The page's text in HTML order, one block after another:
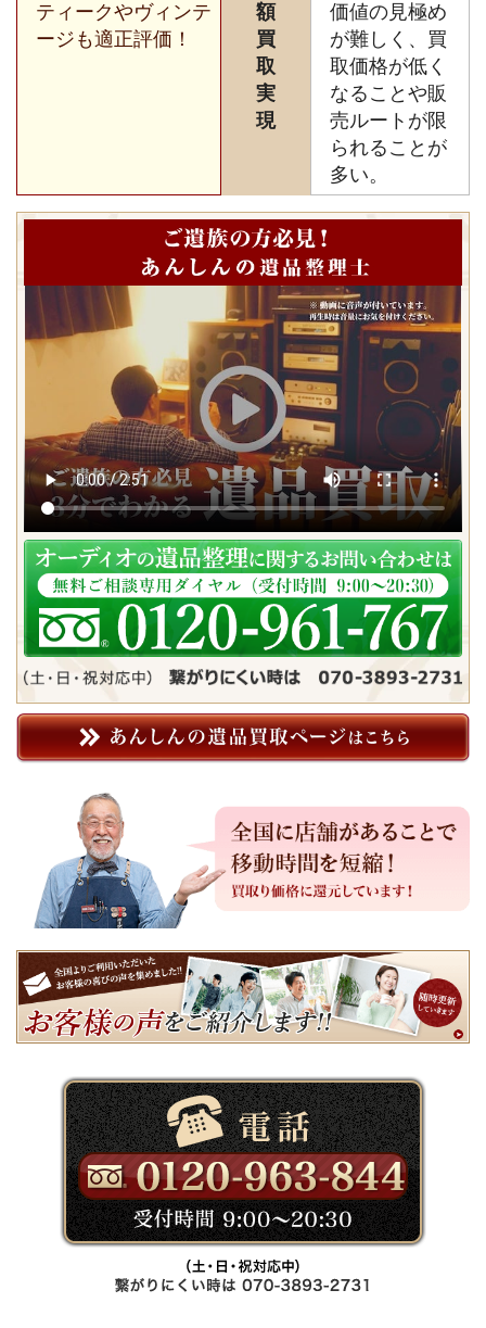
ティークやヴィンテ
ージも適正評価！
額
買
取
実
現
価値の見極め
が難しく、買
取価格が低く
なることや販
売ルートが限
られることが
多い。